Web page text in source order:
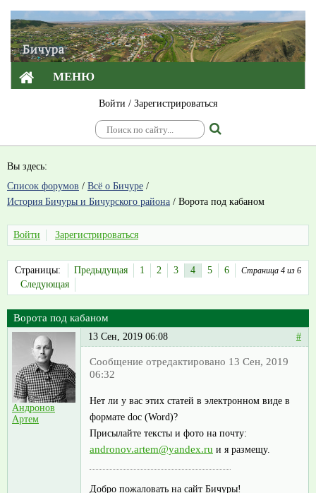
МЕНЮ
Войти / Зарегистрироваться
Вы здесь:
Список форумов / Всё о Бичуре /
История Бичуры и Бичурского района / Ворота под кабаном
Войти Зарегистрироваться
Страница 4 из 6
Страницы: Предыдущая 1 2 3 4 5
6
Следующая
Ворота под кабаном
Андронов
Артем
13 Сен, 2019 06:08 #
Сообщение отредактировано 13 Сен, 2019
06:32
Нет ли у вас этих статей в электронном виде в
формате doc (Word)?
Присылайте тексты и фото на почту:
andronov.artem@yandex.ru и я размещу.
Добро пожаловать на сайт Бичуры!